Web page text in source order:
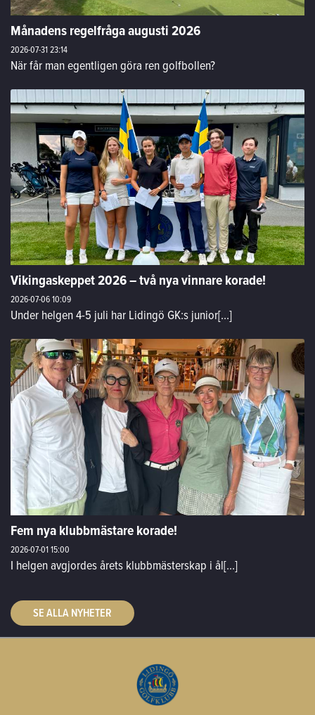
Månadens regelfråga augusti 2026
2026-07-3123:14
När får man egentligen göra ren golfbollen?
Vikingaskeppet 2026 – två nya vinnare korade!
2026-07-0610:09
Under helgen 4-5 juli har Lidingö GK:s junior[...]
Fem nya klubbmästare korade!
2026-07-0115:00
I helgen avgjordes årets klubbmästerskap i ål[...]
SE ALLA NYHETER